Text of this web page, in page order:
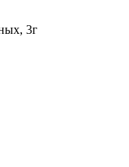
3г